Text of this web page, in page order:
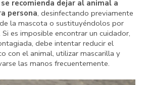
recomienda dejar al animal a
persona, desinfectando previamente
la mascota o sustituyéndolos por
Si es imposible encontrar un cuidador,
debe intentar reducir el
con el animal, utilizar mascarilla y
las manos frecuentemente.